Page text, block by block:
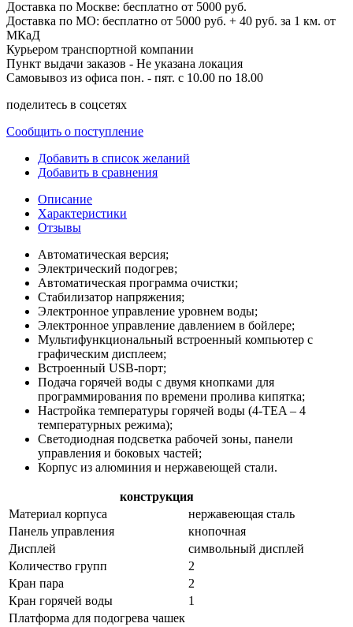
Доставка по Москве: бесплатно от 5000 руб.
Доставка по МО: бесплатно от 5000 руб. + 40 руб. за 1 км. от
МКаД
Курьером транспортной компании
Пункт выдачи заказов - Не указана локация
Самовывоз из офиса пон. - пят. с 10.00 по 18.00
поделитесь в соцсетях
Сообщить о поступление
Добавить в список желаний
Добавить в сравнения
Описание
Характеристики
Отзывы
Автоматическая версия;
Электрический подогрев;
Автоматическая программа очистки;
Стабилизатор напряжения;
Электронное управление уровнем воды;
Электронное управление давлением в бойлере;
Мультифункциональный встроенный компьютер с
графическим дисплеем;
Встроенный USB-порт;
Подача горячей воды с двумя кнопками для
программирования по времени пролива кипятка;
Настройка температуры горячей воды (4-TEA – 4
температурных режима);
Светодиодная подсветка рабочей зоны, панели
управления и боковых частей;
Корпус из алюминия и нержавеющей стали.
конструкция
Материал корпуса
нержавеющая сталь
Панель управления
кнопочная
Дисплей
символьный дисплей
Количество групп
2
Кран пара
2
Кран горячей воды
1
Платформа для подогрева чашек